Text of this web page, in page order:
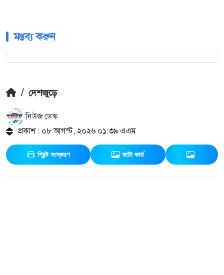
মন্তব্য করুন
/ দেশজুড়ে
নিউজ ডেস্ক
প্রকাশ : ০৮ আগস্ট, ২০২৬ ০১:৩৯ এএম
প্রিন্ট সংস্করণ ফটো কার্ড